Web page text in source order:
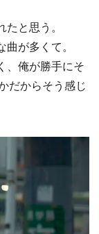
と思う。
が多くて。
、俺が勝手にそ
だからそう感じ